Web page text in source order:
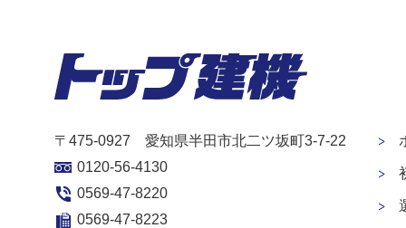
〒475-0927 愛知県半田市北二ツ坂町3-7-22
0120-56-4130
0569-47-8220
0569-47-8223